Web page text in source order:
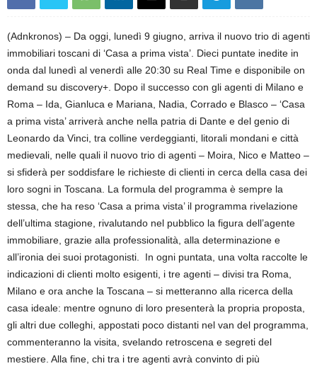
(Adnkronos) – Da oggi, lunedì 9 giugno, arriva il nuovo trio di agenti
immobiliari toscani di ‘Casa a prima vista’. Dieci puntate inedite in
onda dal lunedì al venerdì alle 20:30 su Real Time e disponibile on
demand su discovery+. Dopo il successo con gli agenti di Milano e
Roma – Ida, Gianluca e Mariana, Nadia, Corrado e Blasco – ‘Casa
a prima vista’ arriverà anche nella patria di Dante e del genio di
Leonardo da Vinci, tra colline verdeggianti, litorali mondani e città
medievali, nelle quali il nuovo trio di agenti – Moira, Nico e Matteo –
si sfiderà per soddisfare le richieste di clienti in cerca della casa dei
loro sogni in Toscana. La formula del programma è sempre la
stessa, che ha reso ‘Casa a prima vista’ il programma rivelazione
dell’ultima stagione, rivalutando nel pubblico la figura dell’agente
immobiliare, grazie alla professionalità, alla determinazione e
all’ironia dei suoi protagonisti. In ogni puntata, una volta raccolte le
indicazioni di clienti molto esigenti, i tre agenti – divisi tra Roma,
Milano e ora anche la Toscana – si metteranno alla ricerca della
casa ideale: mentre ognuno di loro presenterà la propria proposta,
gli altri due colleghi, appostati poco distanti nel van del programma,
commenteranno la visita, svelando retroscena e segreti del
mestiere. Alla fine, chi tra i tre agenti avrà convinto di più